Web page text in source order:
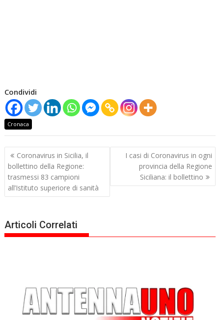
Condividi
Cronaca
Navigazione
articoli
Coronavirus in Sicilia, il
bollettino della Regione:
trasmessi 83 campioni
all’Istituto superiore di sanità
I casi di Coronavirus in ogni
provincia della Regione
Siciliana: il bollettino
Articoli Correlati